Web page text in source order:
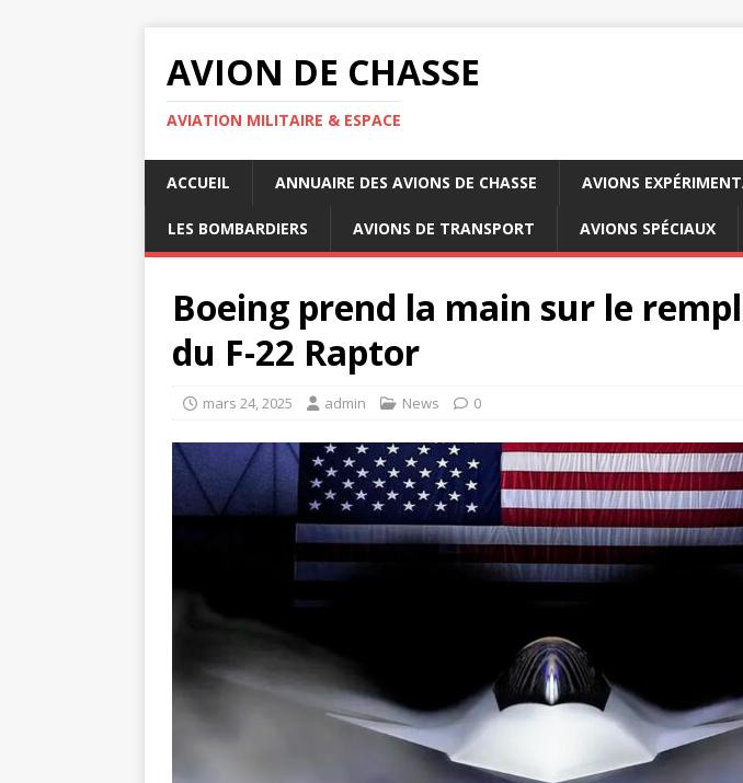
AVION DE CHASSE
AVIATION MILITAIRE & ESPACE
ACCUEIL ANNUAIRE DES AVIONS DE CHASSE AVIONS
LES BOMBARDIERS AVIONS DE TRANSPORT AVIONS SPÉCIAUX
Boeing prend la main sur le
du F-22 Raptor
mars 24, 2025 admin News 0